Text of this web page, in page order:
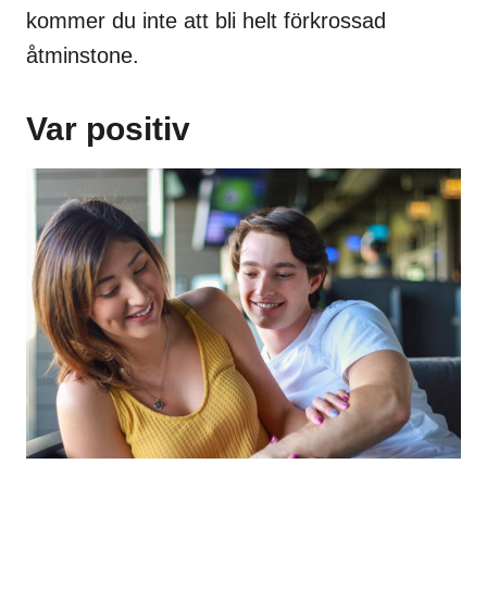
kommer du inte att bli helt förkrossad
åtminstone.
Var positiv